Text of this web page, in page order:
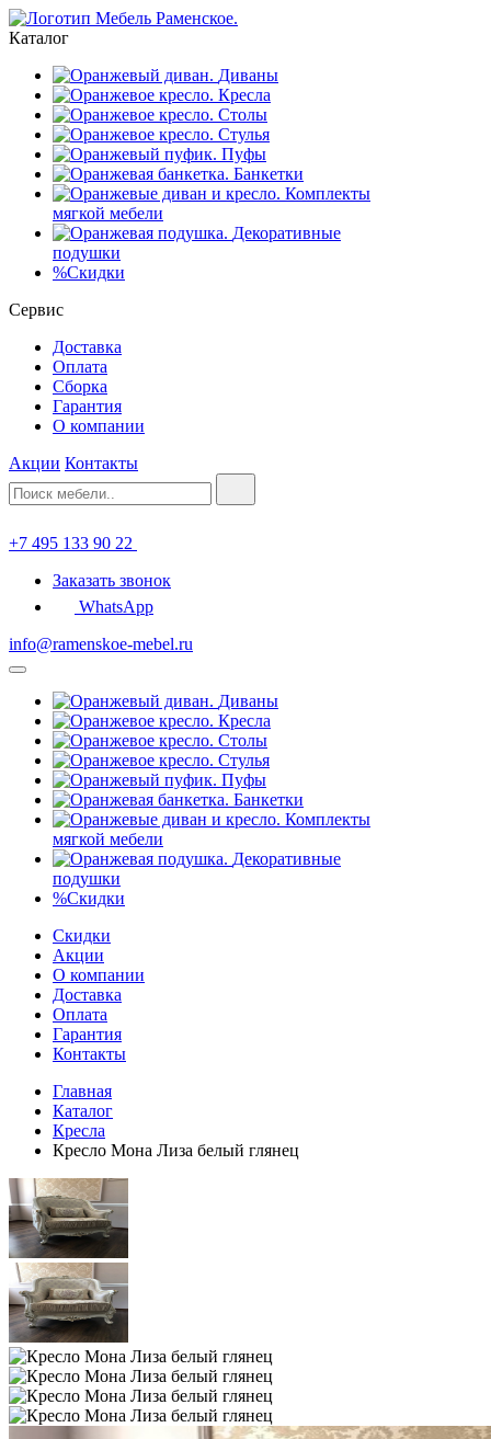
Каталог
Диваны
Кресла
Столы
Стулья
Пуфы
Банкетки
Комплекты
мягкой мебели
Декоративные
подушки
%Скидки
Сервис
Доставка
Оплата
Сборка
Гарантия
О компании
Акции Контакты
+7 495 133 90 22
Заказать звонок
WhatsApp
info@ramenskoe-mebel.ru
Диваны
Кресла
Столы
Стулья
Пуфы
Банкетки
Комплекты
мягкой мебели
Декоративные
подушки
%Скидки
Скидки
Акции
О компании
Доставка
Оплата
Гарантия
Контакты
Главная
Каталог
Кресла
Кресло Мона Лиза белый глянец